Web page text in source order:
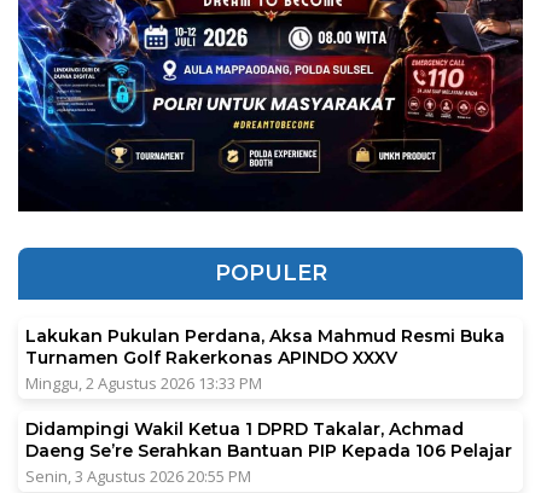
POPULER
Lakukan Pukulan Perdana, Aksa Mahmud Resmi Buka
Turnamen Golf Rakerkonas APINDO XXXV
Minggu, 2 Agustus 2026 13:33 PM
Didampingi Wakil Ketua 1 DPRD Takalar, Achmad
Daeng Se’re Serahkan Bantuan PIP Kepada 106 Pelajar
Senin, 3 Agustus 2026 20:55 PM